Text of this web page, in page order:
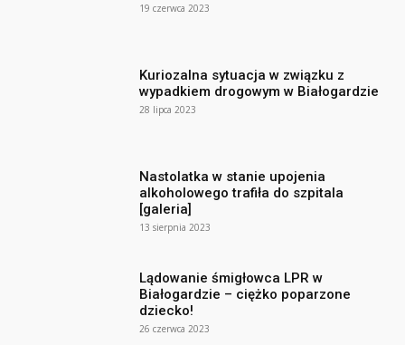
19 czerwca 2023
Kuriozalna sytuacja w związku z
wypadkiem drogowym w Białogardzie
28 lipca 2023
Nastolatka w stanie upojenia
alkoholowego trafiła do szpitala
[galeria]
13 sierpnia 2023
Lądowanie śmigłowca LPR w
Białogardzie – ciężko poparzone
dziecko!
26 czerwca 2023